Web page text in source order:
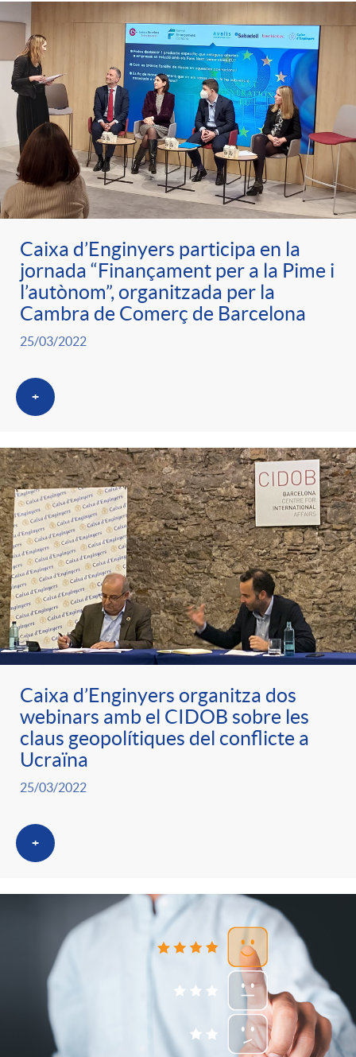
Caixa d’Enginyers participa en la
jornada “Finançament per a la Pime i
l’autònom”, organitzada per la
Cambra de Comerç de Barcelona
25/03/2022
+
Caixa d’Enginyers organitza dos
webinars amb el CIDOB sobre les
claus geopolítiques del conflicte a
Ucraïna
25/03/2022
+